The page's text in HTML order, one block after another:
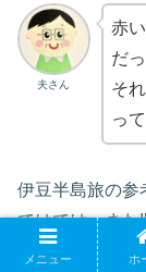
夫さん
赤
だ
そ
っ
伊豆半島旅の参
ではでは、また
メニュー ホ